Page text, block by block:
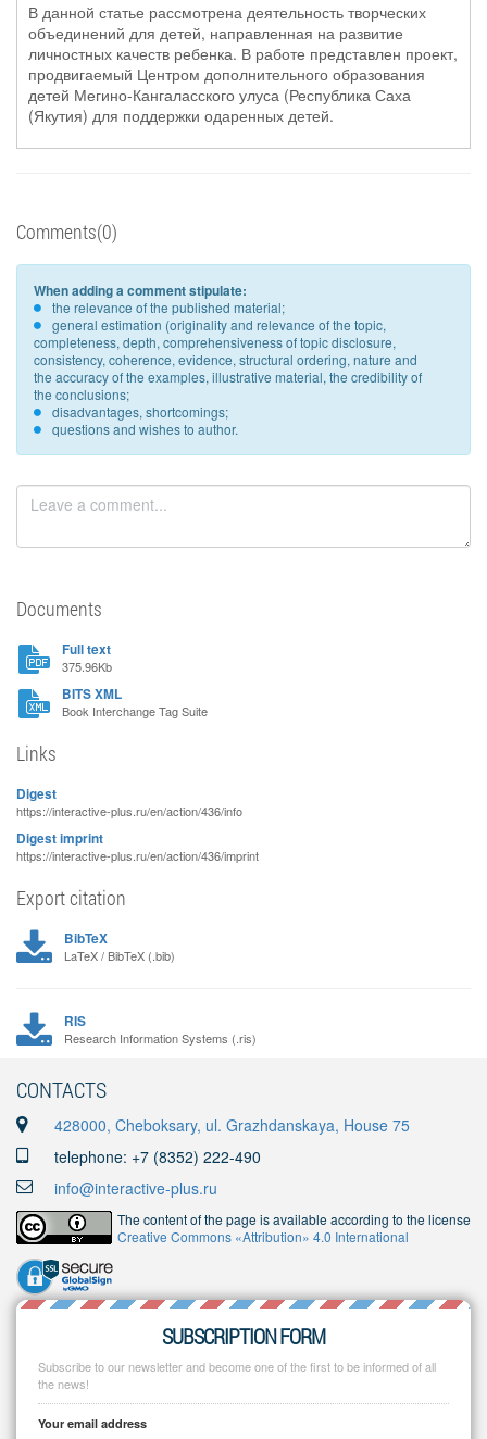
В данной статье рассмотрена деятельность творческих
объединений для детей, направленная на развитие
личностных качеств ребенка. В работе представлен проект,
продвигаемый Центром дополнительного образования
детей Мегино-Кангаласского улуса (Республика Саха
(Якутия) для поддержки одаренных детей.
Comments(0)
When adding a comment stipulate:
the relevance of the published material;
general estimation (originality and relevance of the topic,
completeness, depth, comprehensiveness of topic disclosure,
consistency, coherence, evidence, structural ordering, nature and
the accuracy of the examples, illustrative material, the credibility of
the conclusions;
disadvantages, shortcomings;
questions and wishes to author.
Documents
Full text
375.96Kb
BITS XML
Book Interchange Tag Suite
Links
Digest
https://interactive-plus.ru/en/action/436/info
Digest imprint
https://interactive-plus.ru/en/action/436/imprint
Export citation
BibTeX
LaTeX / BibTeX (.bib)
RIS
Research Information Systems (.ris)
CONTACTS
428000, Cheboksary, ul. Grazhdanskaya, House 75
telephone: +7 (8352) 222-490
info@interactive-plus.ru
The content of the page is available according to the license
Creative Commons «Attribution» 4.0 International
SUBSCRIPTION FORM
Subscribe to our newsletter and become one of the first to be informed of all
the news!
Your email address